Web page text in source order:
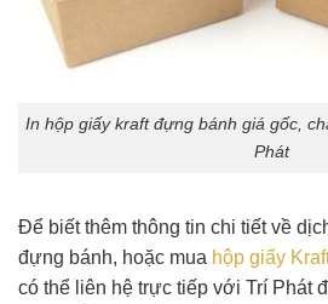
In hộp giấy kraft đựng bánh giá gốc,
Phát
Để biết thêm thông tin chi tiết về
đựng bánh, hoặc mua hộp giấy
có thể liên hệ trực tiếp với Trí Phát